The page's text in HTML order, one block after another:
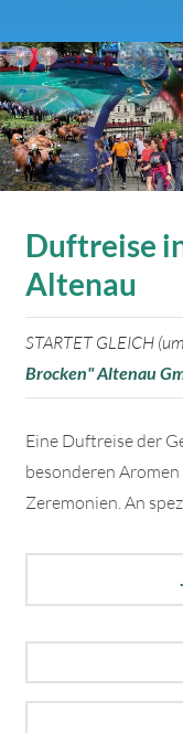
Duftreise
Altenau
STARTET GLEICH
Brocken" Altenau
Eine Duftreise der
besonderen
Zeremonien. An